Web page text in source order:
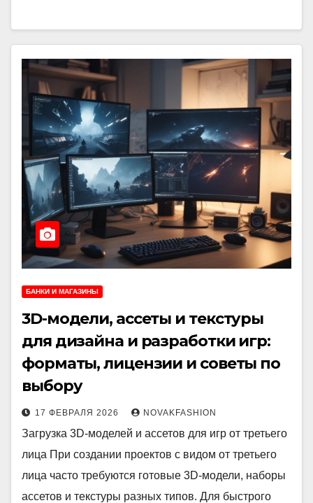
БАНКИ И МАГАЗИНЫ
3D-модели, ассеты и текстуры
для дизайна и разработки игр:
форматы, лицензии и советы по
выбору
17 ФЕВРАЛЯ 2026 NOVAKFASHION
Загрузка 3D-моделей и ассетов для игр от третьего
лица При создании проектов с видом от третьего
лица часто требуются готовые 3D-модели, наборы
ассетов и текстуры разных типов. Для быстрого